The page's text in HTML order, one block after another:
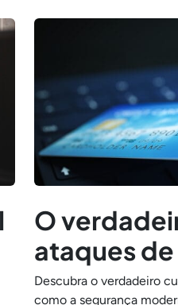
O
ataques
Descubra o verdadeiro
como a segurança